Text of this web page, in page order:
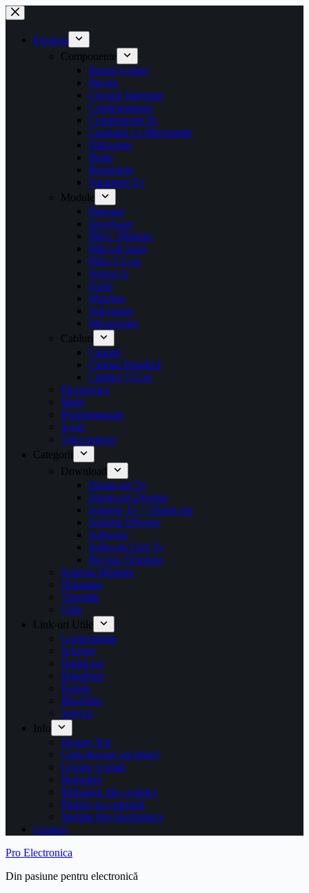
Sari
la
conținutProduse
Componente
Barete Leduri
Becuri
Circuite Integrate
Condensatoare
Componente Pc
Cuptoare cu Microunde
Difuzoare
Relee
Rezistențe
Suporturi Tv
Module
Butoane
Invertoare
Plăci / Module
Plăci de bază
Plăci T-Con
Senzor Ir
Surse
Wireless
Selectoare
Mecanisme
Cabluri
Cabluri
Cabluri Panglică
Cabluri T-Con
Electronice
Mufe
Programatoare
Scule
Telecomenzi
Categorii
Download
Dump-uri Tv
Dump-uri Diverse
Scheme Tv + Dump-uri
Scheme Diverse
Software
Software Usb Tv
Revista Tehnium
Scheme Montaje
Depanare
Tutoriale
Utile
Link-uri Utile
Componente
Scheme
Dump-uri
Datasheet
Forum
Blog/Site
Service
Info
Despre Noi
Cum descarc un fişier?
Livrare și plată
Returnări
Retragere din contract
Părerea ta contează
Susține Pro Electronica
Contact
Pro Electronica
Din pasiune pentru electronică